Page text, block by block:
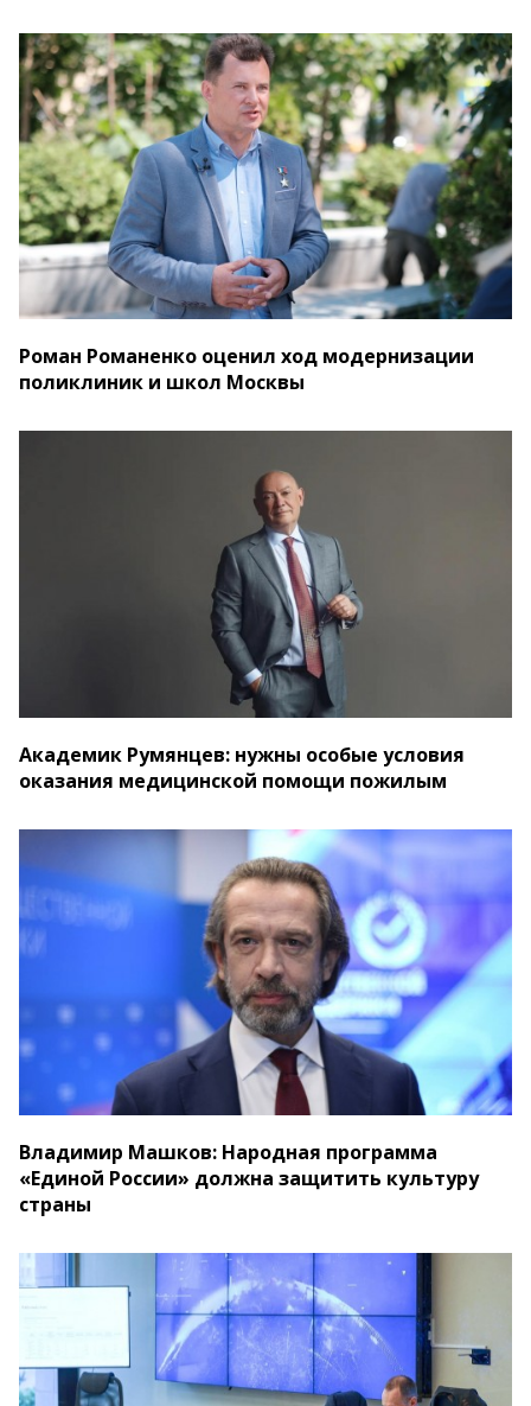
Роман Романенко оценил ход модернизации
поликлиник и школ Москвы
Академик Румянцев: нужны особые условия
оказания медицинской помощи пожилым
Владимир Машков: Народная программа
«Единой России» должна защитить культуру
страны